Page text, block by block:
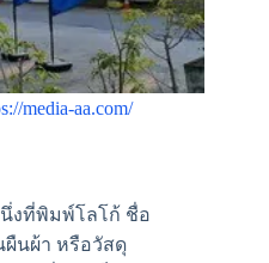
media-aa.com/
งที่พิมพ์โลโก้ ชื่อ
นผ้า หรือวัสดุ